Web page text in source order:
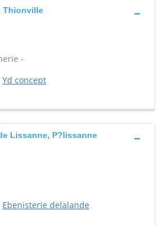
Thionville
-
Yd concept
Lissanne, P?lissanne
Ebenisterie delalande